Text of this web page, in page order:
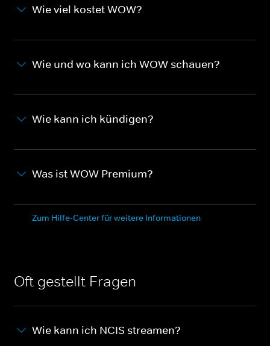
Wie viel kostet WOW?
Wie und wo kann ich WOW schauen?
Wie kann ich kündigen?
Was ist WOW Premium?
Zum Hilfe-Center für weitere Informationen
Oft gestellt Fragen
Wie kann ich NCIS streamen?